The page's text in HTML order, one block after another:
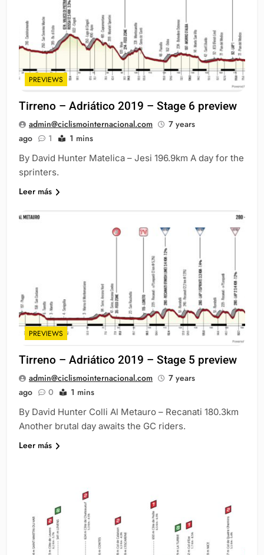
PREVIEWS
Tirreno – Adriático 2019 – Stage 6 preview
admin@ciclismointernacional.com
7 years
ago
1 1 mins
By David Hunter Matelica – Jesi 196.9km A day for the
sprinters.
Leer más
PREVIEWS
Tirreno – Adriático 2019 – Stage 5 preview
admin@ciclismointernacional.com
7 years
ago
0 1 mins
By David Hunter Colli Al Metauro – Recanati 180.3km
Another brutal day awaits the GC riders.
Leer más